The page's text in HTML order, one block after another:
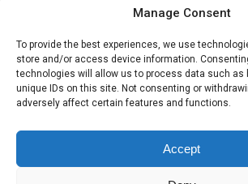
Manage Consent
To provide the best experiences, we use
store and/or access device information.
technologies will allow us to process data such as
unique IDs on this site. Not consenting or
adversely affect certain features and functions.
Accept